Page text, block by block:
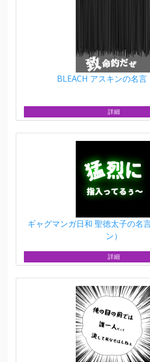
BLEACH アスキンの名言
詳細
ギャグマンガ日和 聖徳太子の名
ン）
詳細